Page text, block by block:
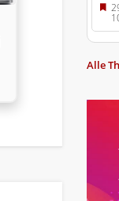
Alle